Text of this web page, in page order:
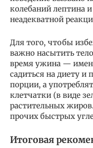
колебаний лептина
неадекватной
Для того, чтобы
важно насытить
время ужина —
садиться на диету и
порции, а
клетчатки (в виде
растительных
прочих быстрых
Итоговая